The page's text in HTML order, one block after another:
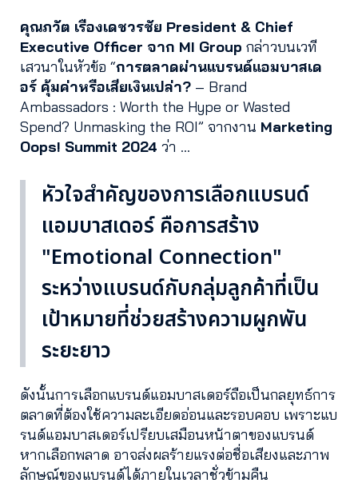
คุณภวัต เรืองเดชวรชัย President & Chief
Executive Officer จาก MI Group กล่าวบนเวที
เสวนาในหัวข้อ “การตลาดผ่านแบรนด์แอมบาสเด
อร์ คุ้มค่าหรือเสียเงินเปล่า? – Brand
Ambassadors : Worth the Hype or Wasted
Spend? Unmasking the ROI” จากงาน Marketing
Oops! Summit 2024 ว่า …
หัวใจสำคัญของการเลือกแบรนด์
แอมบาสเดอร์ คือการสร้าง
"Emotional Connection"
ระหว่างแบรนด์กับกลุ่มลูกค้าที่เป็น
เป้าหมายที่ช่วยสร้างความผูกพัน
ระยะยาว
ดังนั้นการเลือกแบรนด์แอมบาสเดอร์ถือเป็นกลยุทธ์การ
ตลาดที่ต้องใช้ความละเอียดอ่อนและรอบคอบ เพราะแบ
รนด์แอมบาสเดอร์เปรียบเสมือนหน้าตาของแบรนด์
หากเลือกพลาด อาจส่งผลร้ายแรงต่อชื่อเสียงและภาพ
ลักษณ์ของแบรนด์ได้ภายในเวลาชั่วข้ามคืน